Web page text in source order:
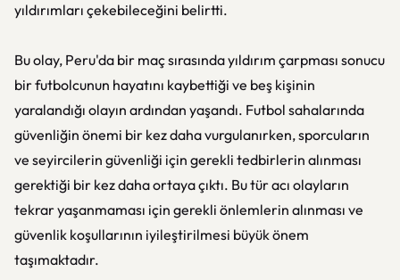
yıldırımları çekebileceğini belirtti.
Bu olay, Peru'da bir maç sırasında yıldırım çarpması sonucu
bir futbolcunun hayatını kaybettiği ve beş kişinin
yaralandığı olayın ardından yaşandı. Futbol sahalarında
güvenliğin önemi bir kez daha vurgulanırken, sporcuların
ve seyircilerin güvenliği için gerekli tedbirlerin alınması
gerektiği bir kez daha ortaya çıktı. Bu tür acı olayların
tekrar yaşanmaması için gerekli önlemlerin alınması ve
güvenlik koşullarının iyileştirilmesi büyük önem
taşımaktadır.